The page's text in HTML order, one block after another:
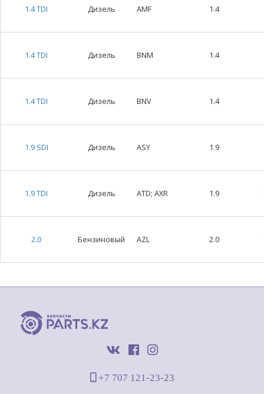
1.4 TDI Дизель AMF 1.4
1.4 TDI Дизель BNM 1.4
1.4 TDI Дизель BNV 1.4
1.9 SDI Дизель ASY 1.9
1.9 TDI Дизель ATD; AXR 1.9
2.0 Бензиновый AZL 2.0
+7 707 121-23-23